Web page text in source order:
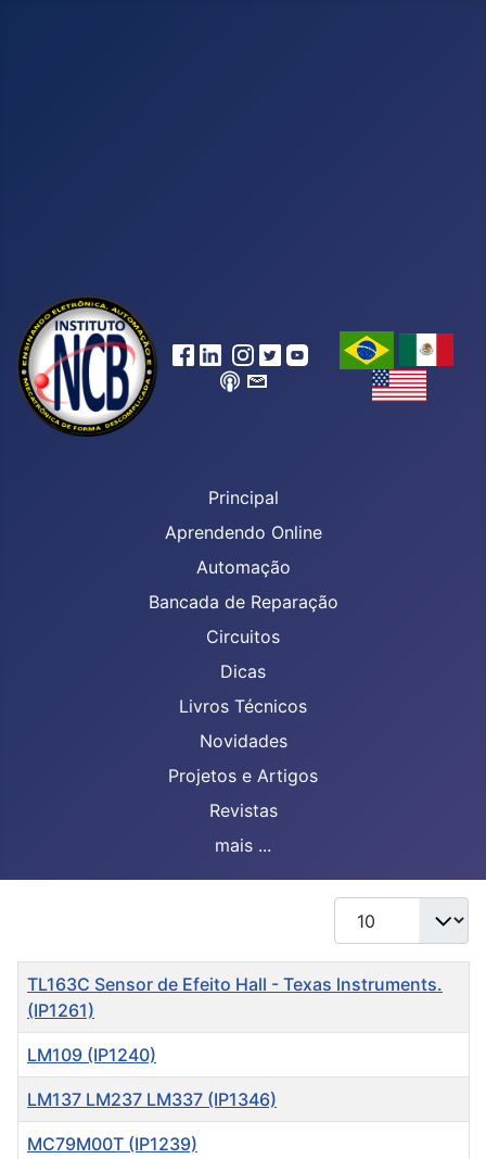
Principal
Aprendendo Online
Automação
Bancada de Reparação
Circuitos
Dicas
Livros Técnicos
Novidades
Projetos e Artigos
Revistas
mais ...
Mostrar #
Título
TL163C Sensor de Efeito Hall - Texas lnstruments.
(IP1261)
LM109 (IP1240)
LM137 LM237 LM337 (IP1346)
MC79M00T (IP1239)